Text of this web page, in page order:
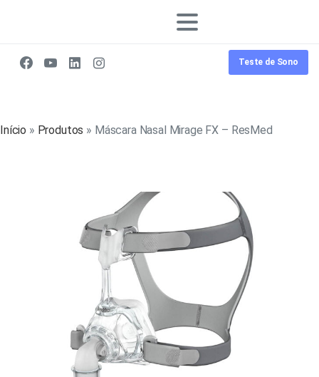
Teste de Sono
Início » Produtos » Máscara Nasal Mirage FX – ResMed